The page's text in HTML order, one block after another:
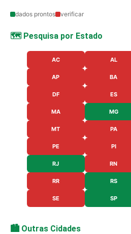
dados prontos verificar
🗺️ Pesquisa por Estado
AC AL
AP BA
DF ES
MA MG
MT PA
PE PI
RJ RN
RR RS
SE SP
🏙️ Outras Cidades